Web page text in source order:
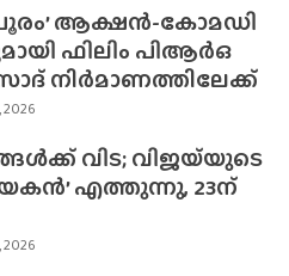
ആക്ഷൻ-കോമഡി
ഫിലിം പിആർഒ
നിർമാണത്തിലേക്ക്
2026
വിട; വിജയ്‌യുടെ
എത്തുന്നു, 23ന്
2026